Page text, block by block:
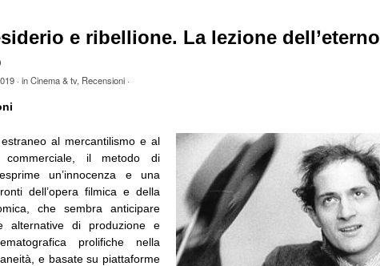
e ribellione. La lezione dell’eterno
· inCinema & tv, Recensioni·
al mercantilismo e al
commerciale, il metodo di
un’innocenza e una
dell’opera filmica e della
che sembra anticipare
alternative di produzione e
prolifiche nella
e basate su piattaforme